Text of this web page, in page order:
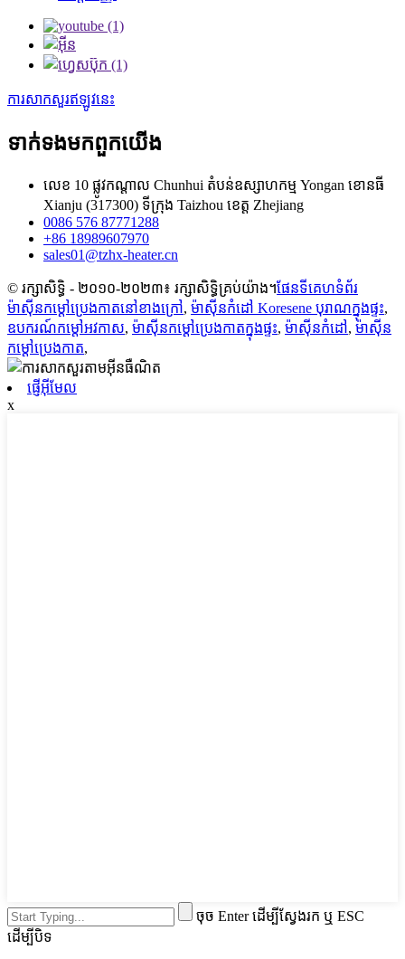
ការសាកសួរឥឡូវនេះ
ទាក់ទង​មក​ពួក​យើង
លេខ 10 ផ្លូវកណ្តាល Chunhui តំបន់ឧស្សាហកម្ម Yongan ខោនធី
Xianju (317300) ទីក្រុង Taizhou ខេត្ត Zhejiang
0086 576 87771288
+86 18989607970
sales01@tzhx-heater.cn
© រក្សាសិទ្ធិ - ២០១០-២០២៣៖ រក្សាសិទ្ធិគ្រប់យ៉ាង។ផែនទីគេហទំព័រ
ម៉ាស៊ីនកម្តៅប្រេងកាតនៅខាងក្រៅ, ម៉ាស៊ីនកំដៅ Koresene បុរាណក្នុងផ្ទះ,
ឧបករណ៍កម្តៅអវកាស, ម៉ាស៊ីនកម្តៅប្រេងកាតក្នុងផ្ទះ, ម៉ាស៊ីន​កំ​ដៅ, ម៉ាស៊ីន
កម្តៅប្រេងកាត,
ផ្ញើអ៊ីមែល
x
ចុច Enter ដើម្បីស្វែងរក ឬ ESC
ដើម្បីបិទ